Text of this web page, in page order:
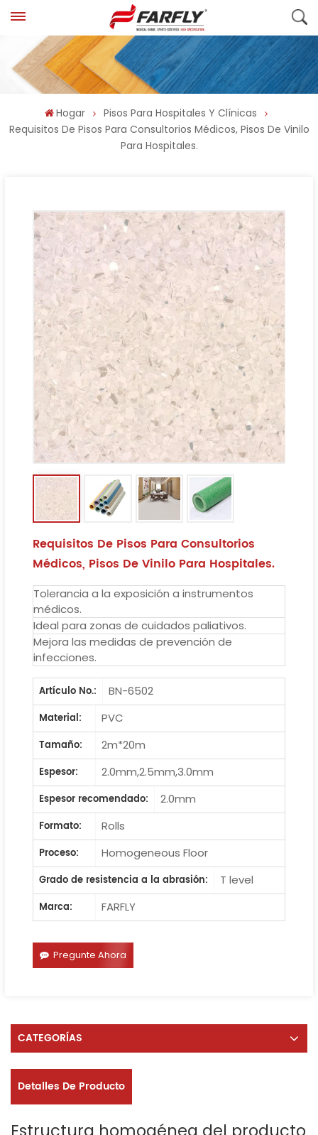
Hogar
Pisos Para Hospitales Y Clínicas
Requisitos De Pisos Para Consultorios Médicos, Pisos De Vinilo
Para Hospitales.
Requisitos De Pisos Para Consultorios
Médicos, Pisos De Vinilo Para Hospitales.
Tolerancia a la exposición a instrumentos
médicos.
Ideal para zonas de cuidados paliativos.
Mejora las medidas de prevención de
infecciones.
Artículo No.:
BN-6502
Material:
PVC
Tamaño:
2m*20m
Espesor:
2.0mm,2.5mm,3.0mm
Espesor recomendado:
2.0mm
Formato:
Rolls
Proceso:
Homogeneous Floor
Grado de resistencia a la abrasión:
T level
Marca:
FARFLY
Pregunte Ahora
CATEGORÍAS
Detalles De Producto